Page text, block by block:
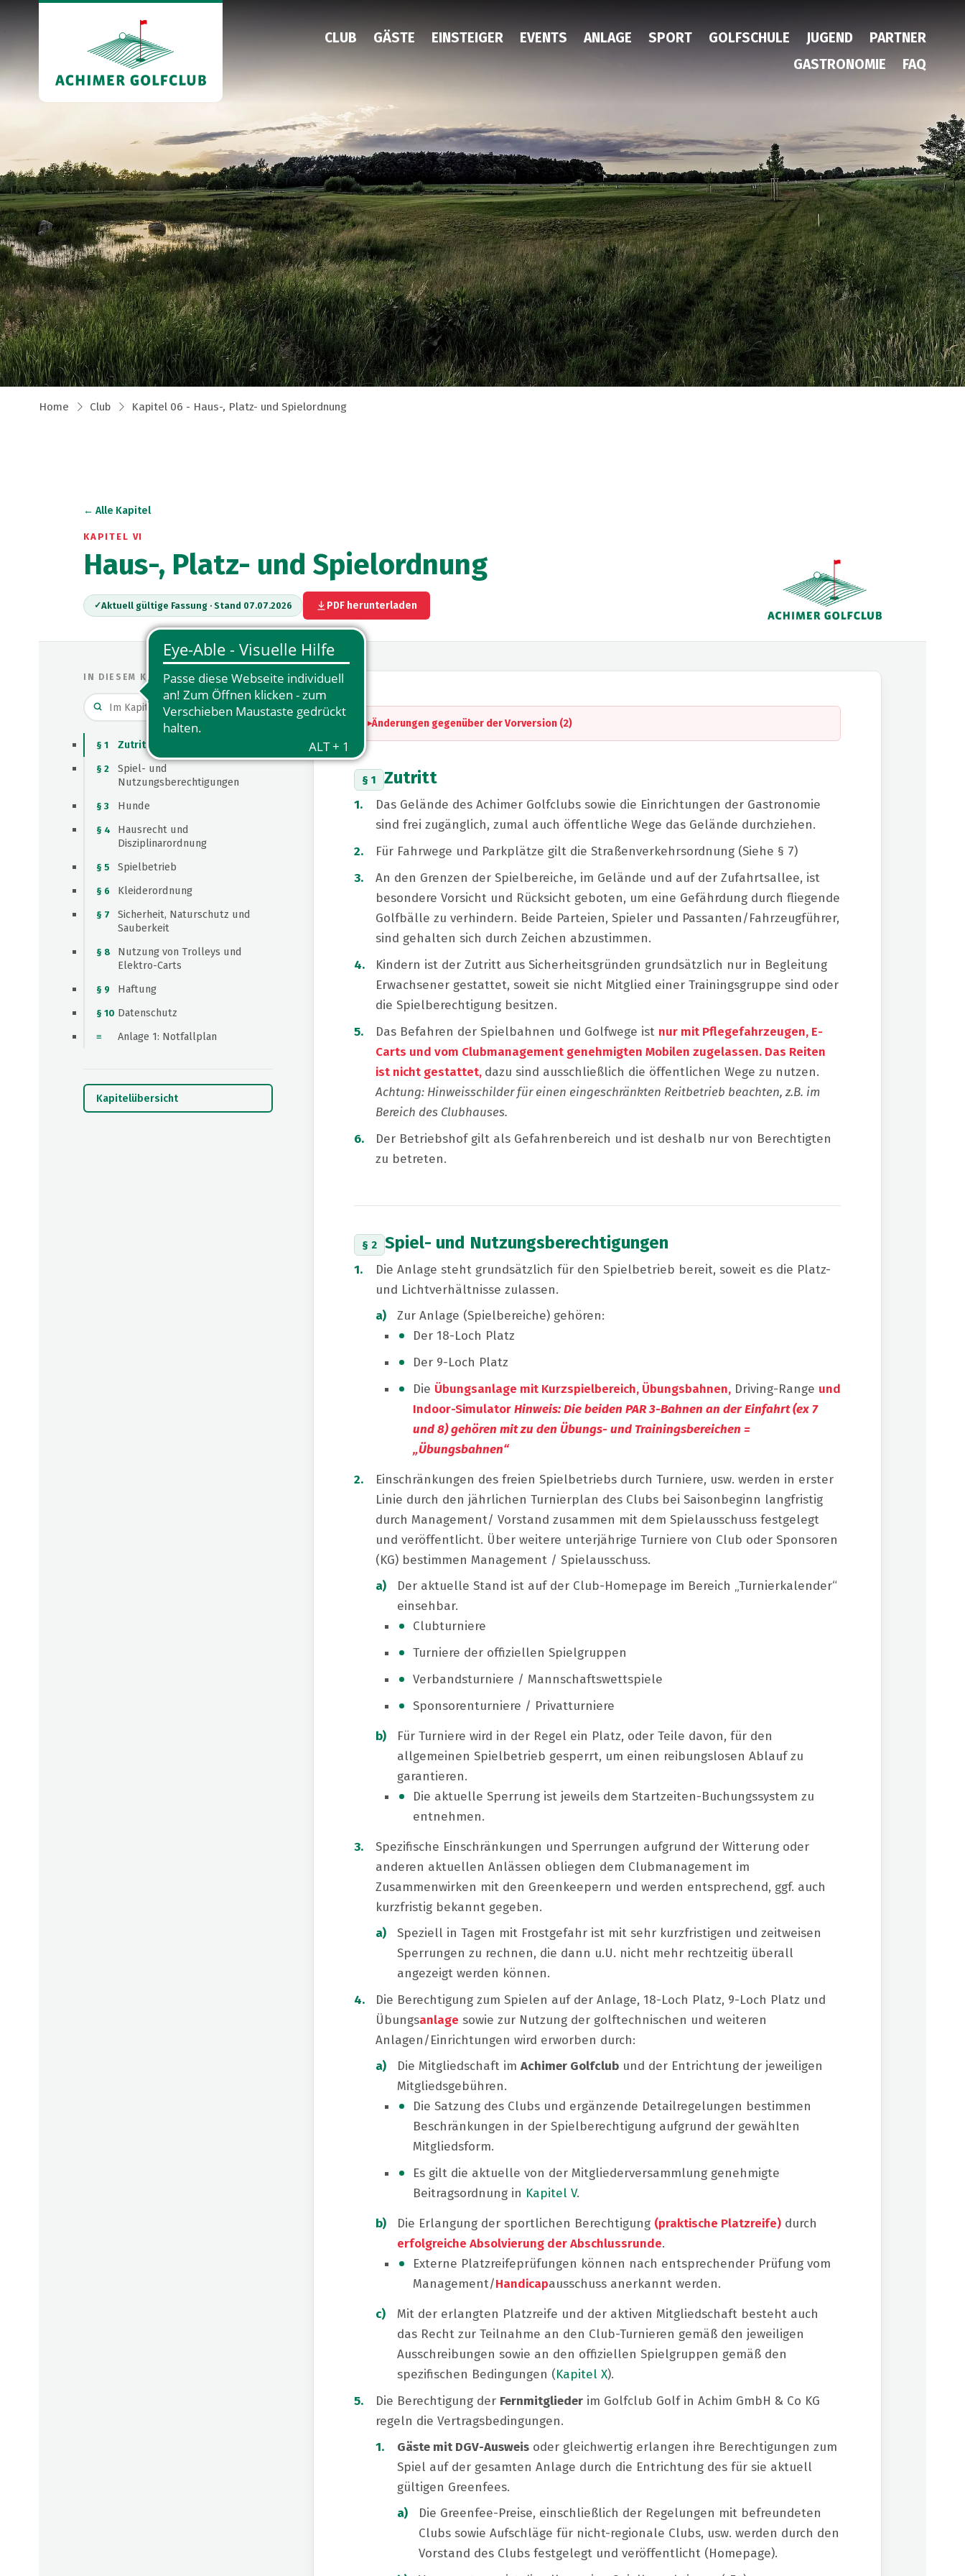
CLUB GÄSTE EINSTEIGER EVENTS ANLAGE SPORT GOLFSCHULE JUGEND
PARTNER
GASTRONOMIE
FAQ
Home Club Kapitel 06 - Haus-, Platz- und Spielordnung
← Alle Kapitel
KAPITEL VI
Haus-, Platz- und Spielordnung
Aktuell gültige Fassung · Stand 07.07.2026 PDF herunterladen
IN DIESEM KAPITEL
§ 1 Zutritt
§ 2
Spiel- und
Nutzungsberechtigungen
§ 3 Hunde
§ 4
Hausrecht und
Disziplinarordnung
§ 5 Spielbetrieb
§ 6 Kleiderordnung
§ 7
Sicherheit, Naturschutz und
Sauberkeit
§ 8
Nutzung von Trolleys und
Elektro-Carts
§ 9 Haftung
§ 10 Datenschutz
≡ Anlage 1: Notfallplan
Kapitelübersicht
Änderungen gegenüber der Vorversion (2)
§ 1 Zutritt
Das Gelände des Achimer Golfclubs sowie die Einrichtungen der Gastronomie
sind frei zugänglich, zumal auch öffentliche Wege das Gelände durchziehen.
Für Fahrwege und Parkplätze gilt die Straßenverkehrsordnung (Siehe § 7)
An den Grenzen der Spielbereiche, im Gelände und auf der Zufahrtsallee, ist
besondere Vorsicht und Rücksicht geboten, um eine Gefährdung durch fliegende
Golfbälle zu verhindern. Beide Parteien, Spieler und Passanten/Fahrzeugführer,
sind gehalten sich durch Zeichen abzustimmen.
Kindern ist der Zutritt aus Sicherheitsgründen grundsätzlich nur in Begleitung
Erwachsener gestattet, soweit sie nicht Mitglied einer Trainingsgruppe sind oder
die Spielberechtigung besitzen.
Das Befahren der Spielbahnen und Golfwege ist nur mit Pflegefahrzeugen, E-
Carts und vom Clubmanagement genehmigten Mobilen zugelassen. Das Reiten
ist nicht gestattet, dazu sind ausschließlich die öffentlichen Wege zu nutzen.
Achtung: Hinweisschilder für einen eingeschränkten Reitbetrieb beachten, z.B. im
Bereich des Clubhauses.
Der Betriebshof gilt als Gefahrenbereich und ist deshalb nur von Berechtigten
zu betreten.
§ 2 Spiel- und Nutzungsberechtigungen
Die Anlage steht grundsätzlich für den Spielbetrieb bereit, soweit es die Platz-
und Lichtverhältnisse zulassen.
Zur Anlage (Spielbereiche) gehören:
Der 18-Loch Platz
Der 9-Loch Platz
Die Übungsanlage mit Kurzspielbereich, Übungsbahnen, Driving-Range und
Indoor-SimulatorHinweis: Die beiden PAR 3-Bahnen an der Einfahrt (ex 7
und 8) gehören mit zu den Übungs- und Trainingsbereichen =
„Übungsbahnen“
Einschränkungen des freien Spielbetriebs durch Turniere, usw. werden in erster
Linie durch den jährlichen Turnierplan des Clubs bei Saisonbeginn langfristig
durch Management/ Vorstand zusammen mit dem Spielausschuss festgelegt
und veröffentlicht. Über weitere unterjährige Turniere von Club oder Sponsoren
(KG) bestimmen Management / Spielausschuss.
Der aktuelle Stand ist auf der Club-Homepage im Bereich „Turnierkalender“
einsehbar.
Clubturniere
Turniere der offiziellen Spielgruppen
Verbandsturniere / Mannschaftswettspiele
Sponsorenturniere / Privatturniere
Für Turniere wird in der Regel ein Platz, oder Teile davon, für den
allgemeinen Spielbetrieb gesperrt, um einen reibungslosen Ablauf zu
garantieren.
Die aktuelle Sperrung ist jeweils dem Startzeiten-Buchungssystem zu
entnehmen.
Spezifische Einschränkungen und Sperrungen aufgrund der Witterung oder
anderen aktuellen Anlässen obliegen dem Clubmanagement im
Zusammenwirken mit den Greenkeepern und werden entsprechend, ggf. auch
kurzfristig bekannt gegeben.
Speziell in Tagen mit Frostgefahr ist mit sehr kurzfristigen und zeitweisen
Sperrungen zu rechnen, die dann u.U. nicht mehr rechtzeitig überall
angezeigt werden können.
Die Berechtigung zum Spielen auf der Anlage, 18-Loch Platz, 9-Loch Platz und
Übungsanlage sowie zur Nutzung der golftechnischen und weiteren
Anlagen/Einrichtungen wird erworben durch:
Die Mitgliedschaft im Achimer Golfclub und der Entrichtung der jeweiligen
Mitgliedsgebühren.
Die Satzung des Clubs und ergänzende Detailregelungen bestimmen
Beschränkungen in der Spielberechtigung aufgrund der gewählten
Mitgliedsform.
Es gilt die aktuelle von der Mitgliederversammlung genehmigte
Beitragsordnung in Kapitel V.
Die Erlangung der sportlichen Berechtigung (praktische Platzreife) durch
erfolgreiche Absolvierung der Abschlussrunde.
Externe Platzreifeprüfungen können nach entsprechender Prüfung vom
Management/Handicapausschuss anerkannt werden.
Mit der erlangten Platzreife und der aktiven Mitgliedschaft besteht auch
das Recht zur Teilnahme an den Club-Turnieren gemäß den jeweiligen
Ausschreibungen sowie an den offiziellen Spielgruppen gemäß den
spezifischen Bedingungen (Kapitel X).
Die Berechtigung der Fernmitglieder im Golfclub Golf in Achim GmbH & Co KG
regeln die Vertragsbedingungen.
Gäste mit DGV-Ausweis oder gleichwertig erlangen ihre Berechtigungen zum
Spiel auf der gesamten Anlage durch die Entrichtung des für sie aktuell
gültigen Greenfees.
Die Greenfee-Preise, einschließlich der Regelungen mit befreundeten
Clubs sowie Aufschläge für nicht-regionale Clubs, usw. werden durch den
Vorstand des Clubs festgelegt und veröffentlicht (Homepage).